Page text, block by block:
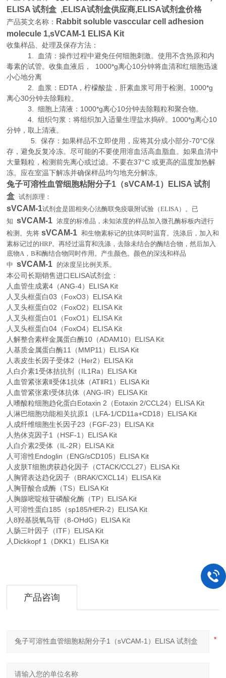
ELISA 试剂盒 ,ELISA试剂盒供应商,ELISA试剂盒价格
产品英文名称： Rabbit soluble vasccular cell adhesion
molecule 1,sVCAM-1 ELISA Kit
收集样品、处理及保存方法：
1. 血清：操作过程中避免任何细胞刺激。使用不含热原和内
毒素的试管。收集血液后， 1000*g离心10分钟将血清和红细胞迅速
小心地分离
2. 血浆：EDTA，柠檬酸盐，肝素血浆可用于检测。1000*g
离心30分钟去除颗粒。
3. 细胞上清液：1000*g离心10分钟去除颗粒和聚合物。
4. 组织匀浆：将组织加入适量生理盐水捣碎。1000*g离心10
分钟，取上清液。
5. 保存：如果样品不立即使用，应将其分成小部分-70°C保
存，避免反复冷冻。尽可能的不要使用溶血活高血脂血。如果血清中
大量颗粒，检测前先离心或过滤。不要在37°C 或更高的温度加热解
冻。应在室温下解冻并确保样品均匀地充分解冻。
兔子可溶性血管细胞粘附分子1（sVCAM-1）ELISA 试剂
盒 试剂原理 ：
sVCAM-1试剂盒是固相夹心法酶联免疫吸附试验（ELISA）。已
知 sVCAM-1 浓度的标准品，未知浓度的样品加入微孔酶标板内进行
检测。先将 sVCAM-1 和生物素标记的抗体同时温育。洗涤后，加入和
素标记过的HRP。再经过温育和洗涤，去除未结合的酶结合物，然后加入
底物A ，B和酶结合物同时作用。产生颜色。颜色的深浅和样品
中 sVCAM-1 的浓度呈比例关系。
本公司长期销售进口ELISA试剂盒：
人血管生成素4（ANG-4）ELISA Kit
人叉头框蛋白03（FoxO3）ELISA Kit
人叉头框蛋白02（FoxO2）ELISA Kit
人叉头框蛋白01（FoxO1）ELISA Kit
人叉头框蛋白04（FoxO4）ELISA Kit
人解整合素样金属蛋白酶10（ADAM10）ELISA Kit
人基质金属蛋白酶11（MMP11）ELISA Kit
人表皮生长因子受体2（Her2）ELISA Kit
人白介素1受体拮抗剂（IL1Ra）ELISA Kit
人血管紧张素Ⅱ受体1抗体（ATⅡR1）ELISA Kit
人血管紧张素Ⅰ受体抗体（ANG-ⅠR）ELISA Kit
人嗜酸粒细胞趋化蛋白Eotaxin 2（Eotaxin 2/CCL24）ELISA Kit
人淋巴细胞功能相关抗原1（LFA-1/CD11a+CD18）ELISA Kit
人成纤维细胞生长因子23（FGF-23）ELISA Kit
人热休克因子1（HSF-1）ELISA Kit
人白介素2受体（IL-2R）ELISA Kit
人可溶性Endoglin（ENG/sCD105）ELISA Kit
人皮肤T细胞虏获趋化因子（CTACK/CCL27）ELISA Kit
人胸肾表达趋化因子（BRAK/CXCL14）ELISA Kit
人胸苷酸合成酶（TS）ELISA Kit
人胸腺嘧啶核苷磷酸化酶（TP）ELISA Kit
人可溶性蛋白185（sp185/HER-2）ELISA Kit
人8羟基脱氧鸟苷（8-OHdG）ELISA Kit
人肠三叶因子（ITF）ELISA Kit
人Dickkopf 1（DKK1）ELISA Kit
产品咨询